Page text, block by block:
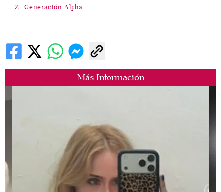
Más Información
Z
Generación Alpha